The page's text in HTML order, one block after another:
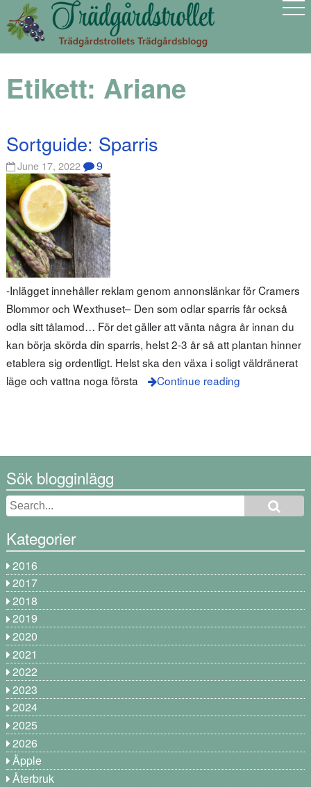
Etikett: Ariane
Sortguide: Sparris
June 17, 2022 9
-Inlägget innehåller reklam genom annonslänkar för Cramers
Blommor och Wexthuset– Den som odlar sparris får också
odla sitt tålamod… För det gäller att vänta några år innan du
kan börja skörda din sparris, helst 2-3 år så att plantan hinner
etablera sig ordentligt. Helst ska den växa i soligt väldränerat
läge och vattna noga första
Continue reading
Sök blogginlägg
Kategorier
2016
2017
2018
2019
2020
2021
2022
2023
2024
2025
2026
Äpple
Återbruk